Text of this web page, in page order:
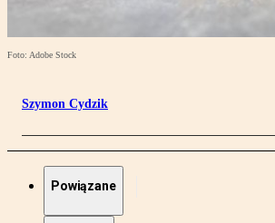
Foto: Adobe Stock
Szymon Cydzik
Powiązane